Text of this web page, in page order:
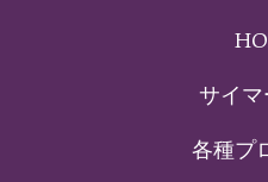
サイマ
各種プ